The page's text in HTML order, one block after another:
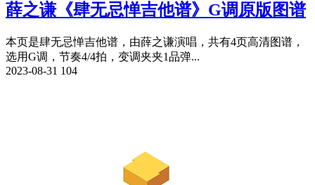
薛之谦《肆无忌惮吉他谱》G调原版图谱
本页是肆无忌惮吉他谱，由薛之谦演唱，共有4页高清图谱，
选用G调，节奏4/4拍，变调夹夹1品弹...
2023-08-31 104